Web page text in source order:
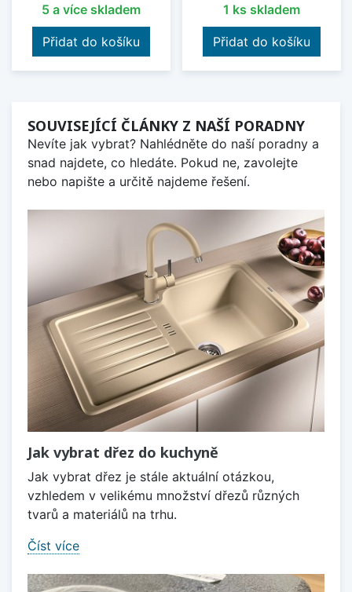
5 a více skladem
Přidat do košíku
1 ks skladem
Přidat do košíku
SOUVISEJÍCÍ ČLÁNKY Z NAŠÍ PORADNY
Nevíte jak vybrat? Nahlédněte do naší poradny a
snad najdete, co hledáte. Pokud ne, zavolejte
nebo napište a určitě najdeme řešení.
Jak vybrat dřez do kuchyně
Jak vybrat dřez je stále aktuální otázkou,
vzhledem v velikému množství dřezů různých
tvarů a materiálů na trhu.
Číst více